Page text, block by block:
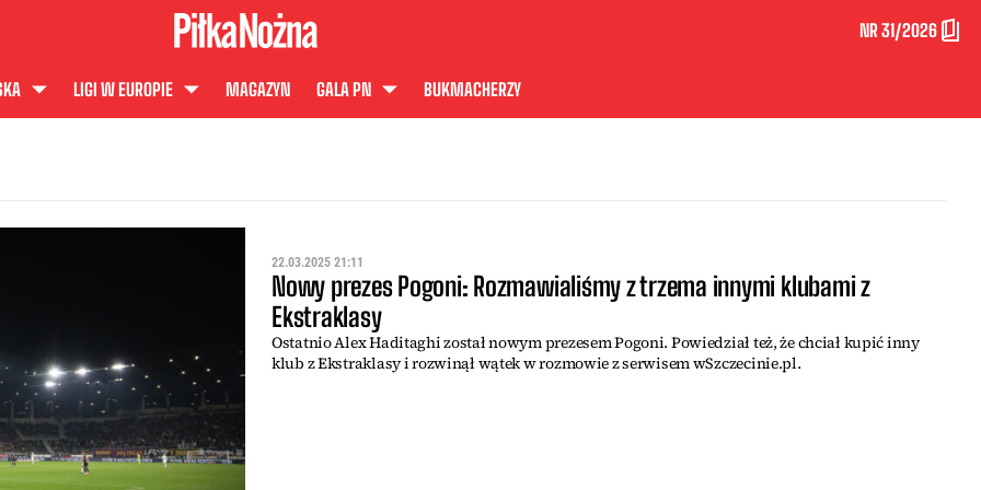
NR 31/2026
LIGI W EUROPIE MAGAZYN GALA PN BUKMACHERZY
22.03.2025 21:11
Nowy prezes Pogoni: Rozmawialiśmy z trzema innymi klubami z
Ekstraklasy
Ostatnio Alex Haditaghi został nowym prezesem Pogoni. Powiedział też, że chciał kupić inny
klub z Ekstraklasy i rozwinął wątek w rozmowie z serwisem wSzczecinie.pl.